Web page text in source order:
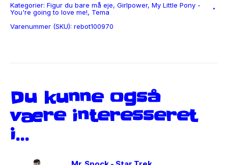
Kategorier: Figur du bare må eje, Girlpower, My Little Pony -
You're going to love me!, Tema
Varenummer (SKU): rebot100970
Du kunne også
være interesseret
i…